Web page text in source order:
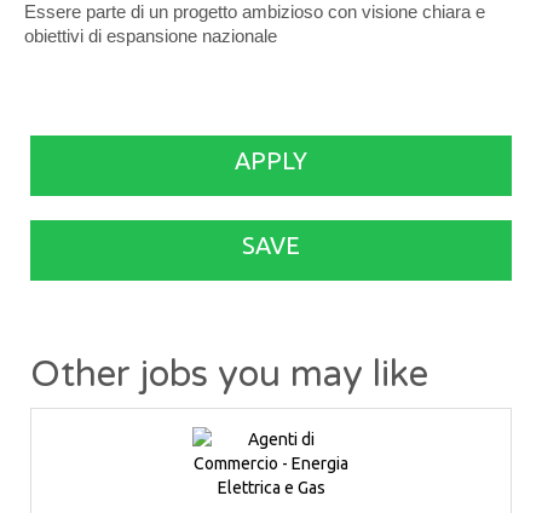
Essere parte di un progetto ambizioso con visione chiara e
obiettivi di espansione nazionale
APPLY
SAVE
Other jobs you may like